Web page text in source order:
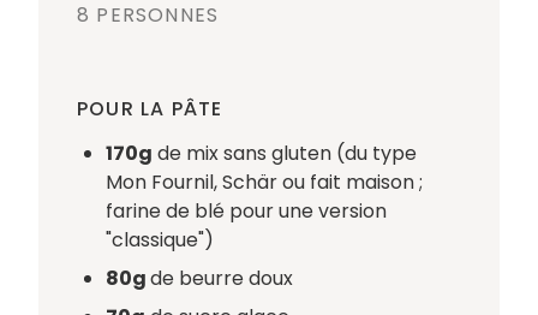
8 PERSONNES
POUR LA PÂTE
170g de mix sans gluten (du type
Mon Fournil, Schär ou fait maison ;
farine de blé pour une version
"classique")
80gde beurre doux